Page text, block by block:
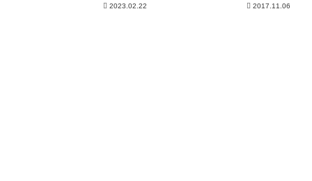
2023.02.22 2017.11.06